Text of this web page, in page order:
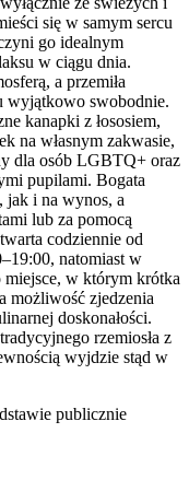
się w samym sercu
go idealnym
w ciągu dnia.
a przemiła
wyjątkowo swobodnie.
kanapki z łososiem,
na własnym zakwasie,
dla osób LGBTQ+ oraz
pupilami. Bogata
jak i na wynos, a
lub za pomocą
codziennie od
natomiast w
miejsce, w którym krótka
możliwość zjedzenia
doskonałości.
rzemiosła z
wyjdzie stąd w
publicznie